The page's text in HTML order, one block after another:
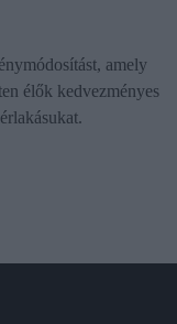
amely
élők kedvezményes